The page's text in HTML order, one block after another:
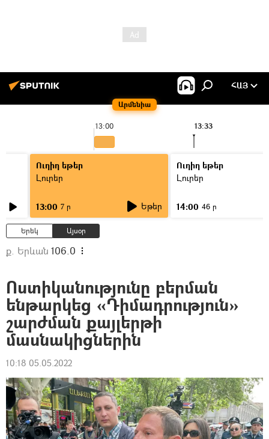
Արմենիա
ՀԱՅ
13:00 13:33
Ուղիղ եթեր
Լուրեր
13:00 7 ր Եթեր
Ուղիղ եթեր
Լուրեր
14:00 46 ր
Երեկ Այսօր
ք. Երևան 106.0
Ոստիկանությունը բերման
ենթարկեց «Դիմադրություն»
շարժման քայլերթի
մասնակիցներին
10:18 05.05.2022